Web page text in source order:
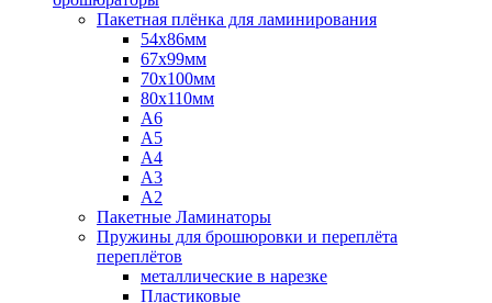
Пакетная плёнка для ламинирования
54x86мм
67x99мм
70х100мм
80x110мм
A6
A5
A4
A3
A2
Пакетные Ламинаторы
Пружины для брошюровки и переплёта
переплётов
металлические в нарезке
Пластиковые